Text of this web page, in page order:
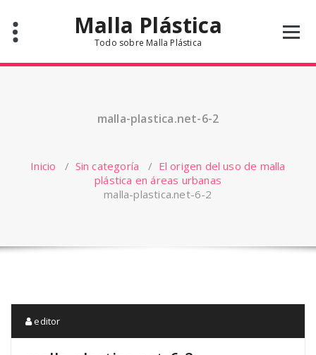
contenido
Malla Plástica
Todo sobre Malla Plástica
malla-plastica.net-6-2
Inicio / Sin categoría / El origen del uso de malla
plástica en áreas urbanas
malla-plastica.net-6-2
editor